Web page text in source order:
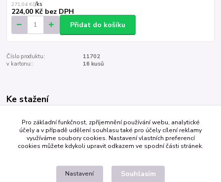
271,04 Kč/ks
224,00 Kč bez DPH
Přidat do košíku
Číslo produktu:
11702
v kartonu::
16 kusů
Ke stažení
Barevný vzorník
Aranžovací hmoty
Pro základní funkčnost, zpříjemnění používání webu, analytické
účely a v případě udělení souhlasu také pro účely cílení reklamy
využíváme soubory cookies. Nastavení vlastních preferencí
cookies můžete kdykoli upravit odkazem ve spodní části stránek.
Nastavení Souhlasím